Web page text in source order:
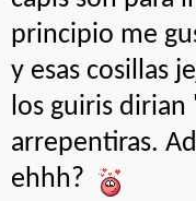
principio me
y esas cosillas
los guiris
arrepentiras.
ehhh?